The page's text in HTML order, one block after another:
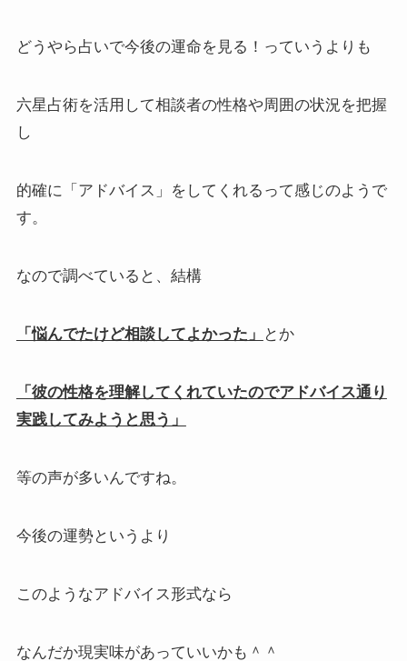
どうやら占いで今後の運命を見る！っていうよりも
六星占術を活用して相談者の性格や周囲の状況を把握
し
的確に「アドバイス」をしてくれるって感じのようで
す。
なので調べていると、結構
「悩んでたけど相談してよかった」 とか
「彼の性格を理解してくれていたのでアドバイス通り
実践してみようと思う」
等の声が多いんですね。
今後の運勢というより
このようなアドバイス形式なら
なんだか現実味があっていいかも＾＾